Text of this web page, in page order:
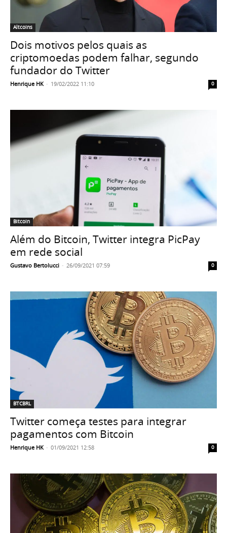
Altcoins
Dois motivos pelos quais as
criptomoedas podem falhar, segundo
fundador do Twitter
Henrique HK - 19/02/2022 11:10 0
Bitcoin
Além do Bitcoin, Twitter integra PicPay
em rede social
Gustavo Bertolucci - 26/09/2021 07:59 0
BTCBRL
Twitter começa testes para integrar
pagamentos com Bitcoin
Henrique HK - 01/09/2021 12:58 0